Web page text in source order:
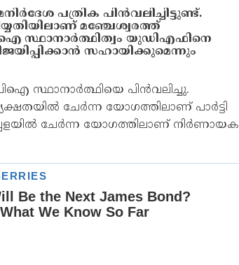
പത്രിക പിൻവലിച്ചിട്ടുണ്ട്.
മഞ്ചേശ്വരത്ത്
സ്ഥാനാർത്ഥിത്വം യുഡിഎഫിനെ
സഹായിക്കുമെന്നും
സ്ഥാനാർത്ഥിയെ പിൻവലിച്ചു.
ചേർന്ന യോഗത്തിലാണ് പാർട്ടി
ചേർന്ന യോഗത്തിലാണ് നിർണായക